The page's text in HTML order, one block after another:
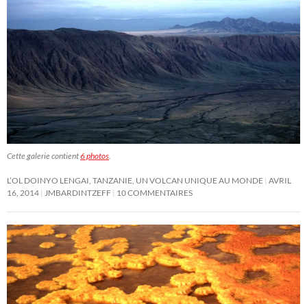
Cette galerie contient6 photos.
L’OL DOINYO LENGAI, TANZANIE, UN VOLCAN UNIQUE AU MONDE AVRIL
16, 2014 JMBARDINTZEFF 10 COMMENTAIRES